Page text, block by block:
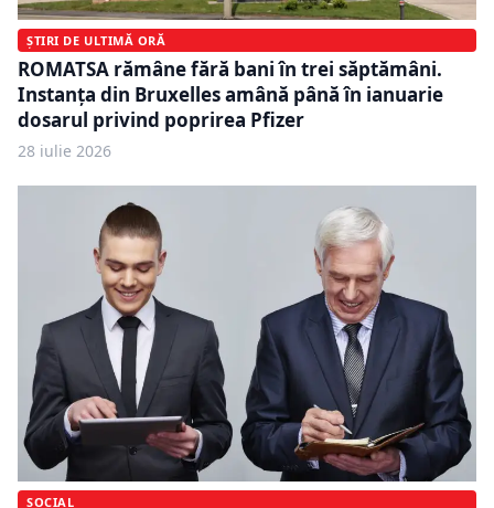
ȘTIRI DE ULTIMĂ ORĂ
ROMATSA rămâne fără bani în trei săptămâni.
Instanța din Bruxelles amână până în ianuarie
dosarul privind poprirea Pfizer
28 iulie 2026
SOCIAL